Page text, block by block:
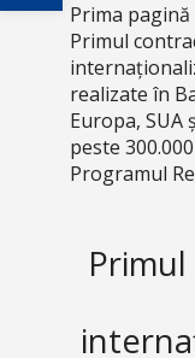
Prima pagină
Primul
realizate în
Europa,
peste
Programul